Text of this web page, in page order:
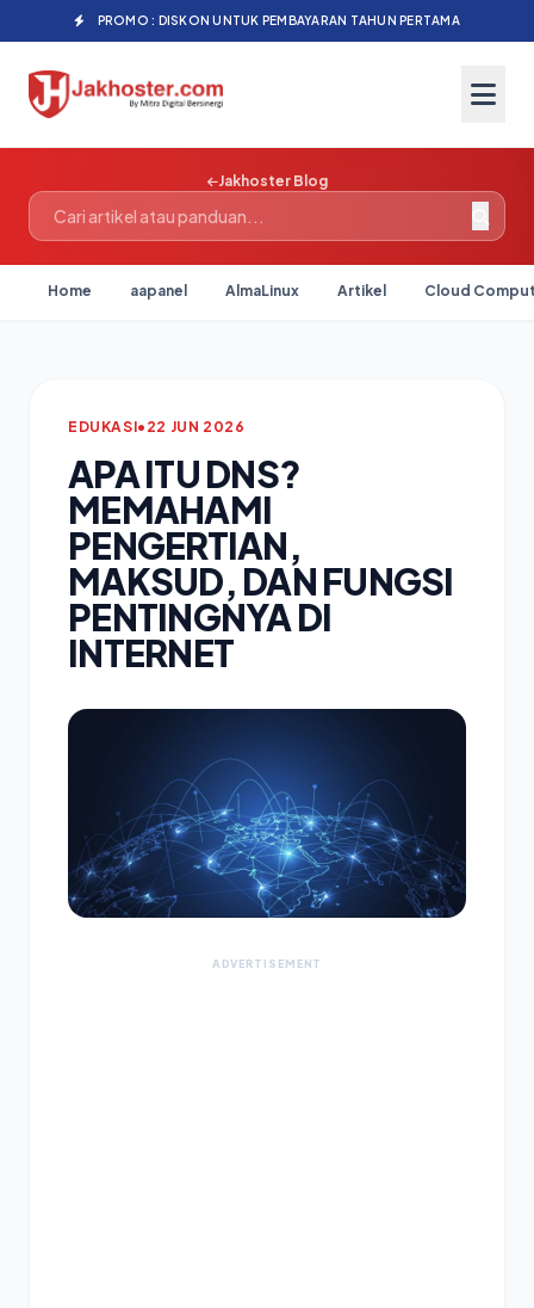
PROMO : DISKON UNTUK PEMBAYARAN TAHUN PERTAMA
Jakhoster Blog
Home aapanel AlmaLinux Artikel Cloud
EDUKASI• 22 JUN 2026
APA ITU DNS?
MEMAHAMI
PENGERTIAN,
MAKSUD, DAN FUNGSI
PENTINGNYA DI
INTERNET
ADVERTISEMENT